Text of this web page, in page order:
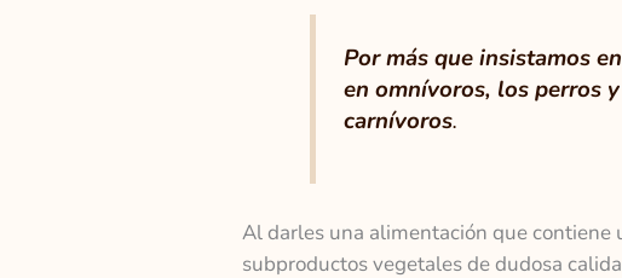
Por más que insistamos
en omnívoros, los perros
carnívoros.
Al darles una alimentación que contiene
subproductos vegetales de dudosa